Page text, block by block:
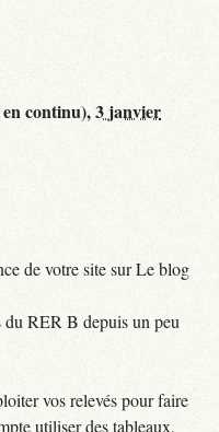
continu),3 janvier
de votre site sur Le blog
du RER B depuis un peu
vos relevés pour faire
utiliser des tableaux,